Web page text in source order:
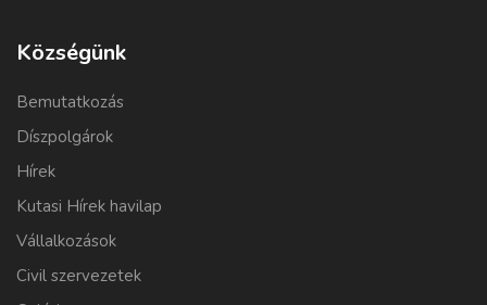
Községünk
Bemutatkozás
Díszpolgárok
Hírek
Kutasi Hírek havilap
Vállalkozások
Civil szervezetek